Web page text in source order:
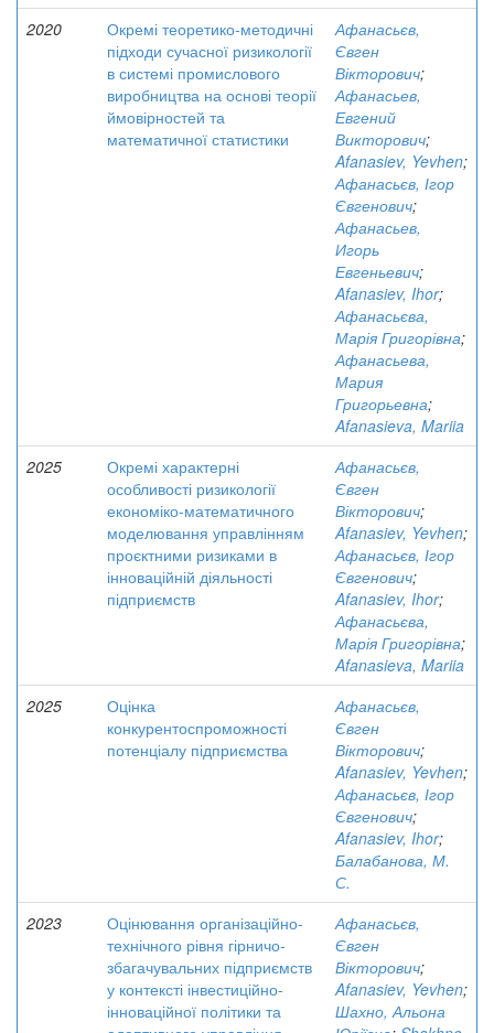
2020
Окремі теоретико-методичні
підходи сучасної ризикології
в системі промислового
виробництва на основі теорії
ймовірностей та
математичної статистики
Афанасьєв,
Євген
Вікторович;
Афанасьев,
Евгений
Викторович;
Afanasiev, Yevhen;
Афанасьєв, Ігор
Євгенович;
Афанасьев,
Игорь
Евгеньевич;
Afanasiev, Ihor;
Афанасьєва,
Марія Григорівна;
Афанасьева,
Мария
Григорьевна;
Afanasieva, Mariia
2025
Окремі характерні
особливості ризикології
економіко-математичного
моделювання управлінням
проєктними ризиками в
інноваційній діяльності
підприємств
Афанасьєв,
Євген
Вікторович;
Afanasiev, Yevhen;
Афанасьєв, Ігор
Євгенович;
Afanasiev, Ihor;
Афанасьєва,
Марія Григорівна;
Afanasieva, Mariia
2025
Оцінка
конкурентоспроможності
потенціалу підприємства
Афанасьєв,
Євген
Вікторович;
Afanasiev, Yevhen;
Афанасьєв, Ігор
Євгенович;
Afanasiev, Ihor;
Балабанова, М.
С.
2023
Оцінювання організаційно-
технічного рівня гірничо-
збагачувальних підприємств
у контексті інвестиційно-
інноваційної політики та
Афанасьєв,
Євген
Вікторович;
Afanasiev, Yevhen;
Шахно, Альона